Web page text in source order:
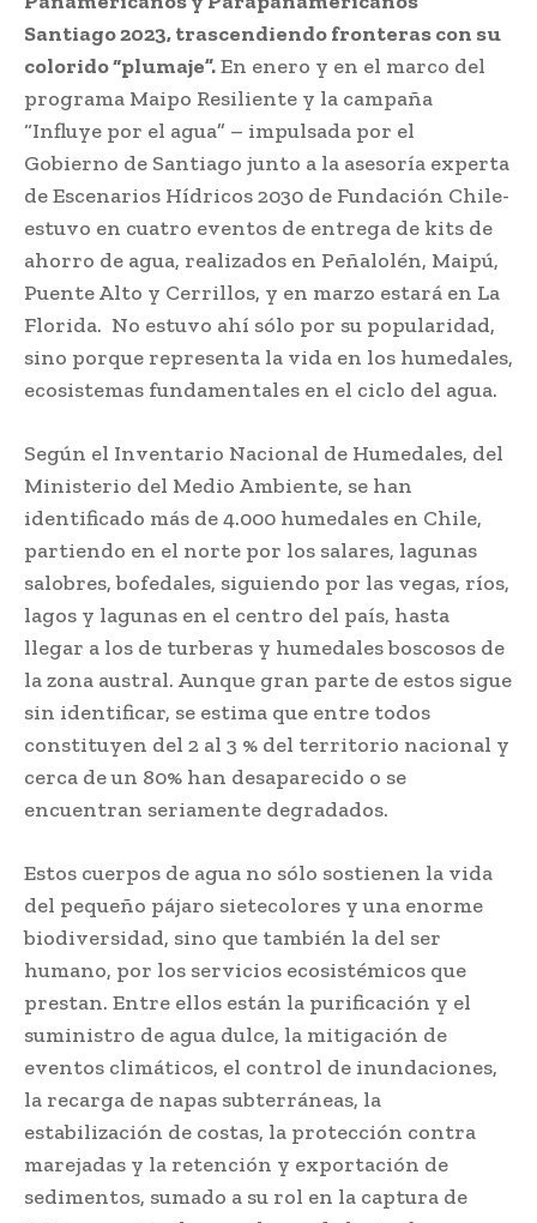
Santiago 2023, trascendiendo fronteras con su
colorido “plumaje”.En enero y en el marco del
programa Maipo Resiliente y la campaña
“Influye por el agua” – impulsada por el
Gobierno de Santiago junto a la asesoría experta
de Escenarios Hídricos 2030 de Fundación Chile-
estuvo en cuatro eventos de entrega de kits de
ahorro de agua, realizados en Peñalolén, Maipú,
Puente Alto y Cerrillos, y en marzo estará en La
Florida. No estuvo ahí sólo por su popularidad,
sino porque representa la vida en los humedales,
ecosistemas fundamentales en el ciclo del agua.
Según el Inventario Nacional de Humedales, del
Ministerio del Medio Ambiente, se han
identificado más de 4.000 humedales en Chile,
partiendo en el norte por los salares, lagunas
salobres, bofedales, siguiendo por las vegas, ríos,
lagos y lagunas en el centro del país, hasta
llegar a los de turberas y humedales boscosos de
la zona austral. Aunque gran parte de estos sigue
sin identificar, se estima que entre todos
constituyen del 2 al 3 % del territorio nacional y
cerca de un 80% han desaparecido o se
encuentran seriamente degradados.
Estos cuerpos de agua no sólo sostienen la vida
del pequeño pájaro sietecolores y una enorme
biodiversidad, sino que también la del ser
humano, por los servicios ecosistémicos que
prestan. Entre ellos están la purificación y el
suministro de agua dulce, la mitigación de
eventos climáticos, el control de inundaciones,
la recarga de napas subterráneas, la
estabilización de costas, la protección contra
marejadas y la retención y exportación de
sedimentos, sumado a su rol en la captura de